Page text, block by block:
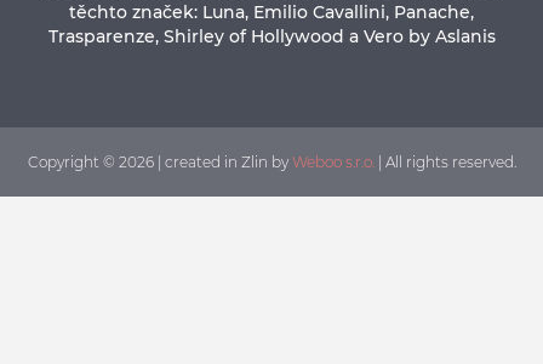
těchto značek: Luna, Emilio Cavallini, Panache,
Trasparenze, Shirley of Hollywood a Vero by Aslanis
Copyright © 2026 | created in Zlin by Weboo s.r.o.| All rights reserved.